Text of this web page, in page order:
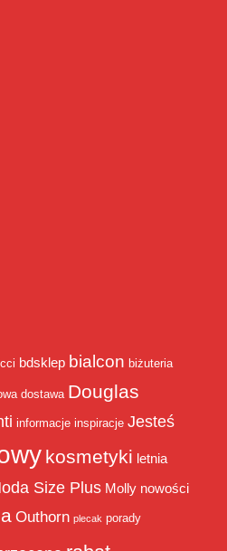
bdsklep bialcon biżuteria
dostawa Douglas
informacje inspiracje Jesteś
kosmetyki letnia
Size Plus Molly nowości
Outhorn plecak porady